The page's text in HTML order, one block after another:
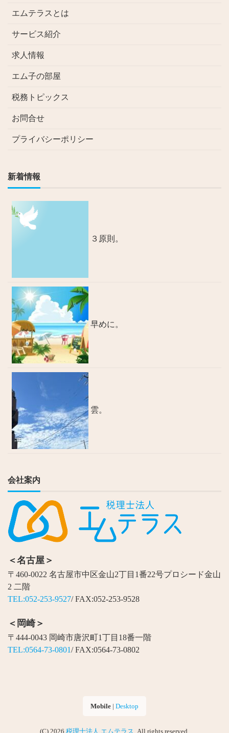
エムテラスとは
サービス紹介
求人情報
エム子の部屋
税務トピックス
お問合せ
プライバシーポリシー
新着情報
３原則。
早めに。
雲。
会社案内
＜名古屋＞
〒460-0022 名古屋市中区金山2丁目1番22号プロシード金山
2 二階
TEL:052-253-9527/ FAX:052-253-9528
＜岡崎＞
〒444-0043 岡崎市唐沢町1丁目18番一階
TEL:0564-73-0801/ FAX:0564-73-0802
Mobile | Desktop
(C) 2026 税理士法人 エムテラス . All rights reserved.